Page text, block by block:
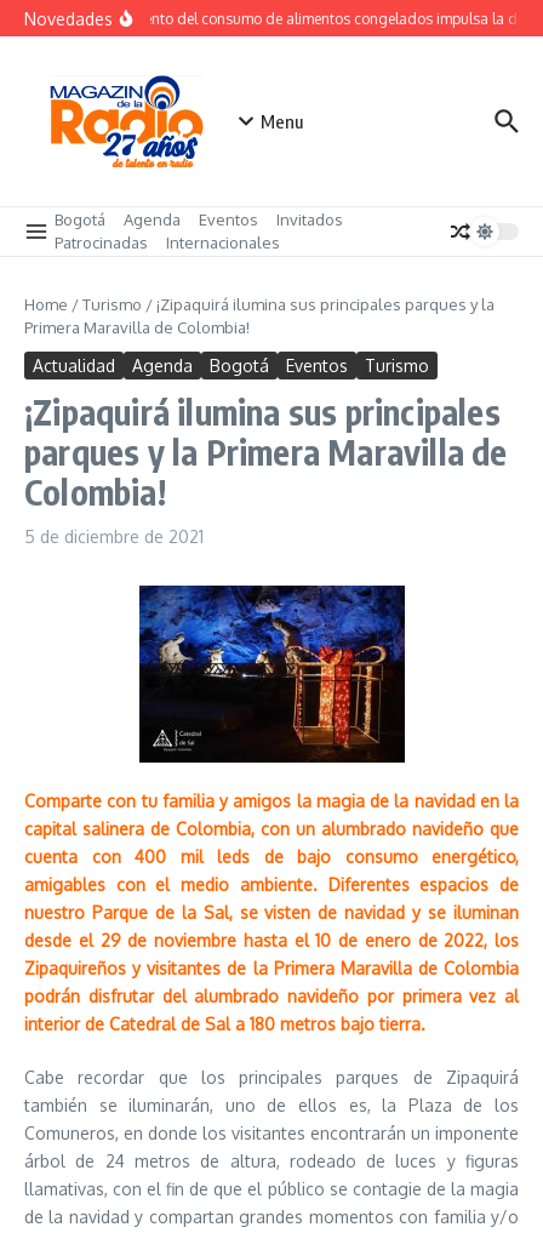
Saltar al contenido
NovedadesCrecimiento del consumo de alimentos congelados impulsa la
Menu
Bogotá Agenda Eventos
Invitados
Patrocinadas
Internacionales
Home /Turismo / ¡Zipaquirá ilumina sus principales parques y la
Primera Maravilla de Colombia!
Actualidad Agenda Bogotá Eventos Turismo
¡Zipaquirá ilumina sus principales
parques y la Primera Maravilla de
Colombia!
5 de diciembre de 2021
Comparte con tu familia y amigos la magia de la navidad en la
capital salinera de Colombia, con un alumbrado navideño que
cuenta con 400 mil leds de bajo consumo energético,
amigables con el medio ambiente. Diferentes espacios de
nuestro Parque de la Sal, se visten de navidad y se iluminan
desde el 29 de noviembre hasta el 10 de enero de 2022, los
Zipaquireños y visitantes de la Primera Maravilla de Colombia
podrán disfrutar del alumbrado navideño por primera vez al
interior de Catedral de Sal a 180 metros bajo tierra.
Cabe recordar que los principales parques de Zipaquirá
también se iluminarán, uno de ellos es, la Plaza de los
Comuneros, en donde los visitantes encontrarán un imponente
árbol de 24 metros de altura, rodeado de luces y figuras
llamativas, con el fin de que el público se contagie de la magia
de la navidad y compartan grandes momentos con familia y/o